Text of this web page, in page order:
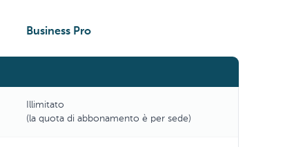
Business Pro
Illimitato
(la quota di abbonamento è per sede)